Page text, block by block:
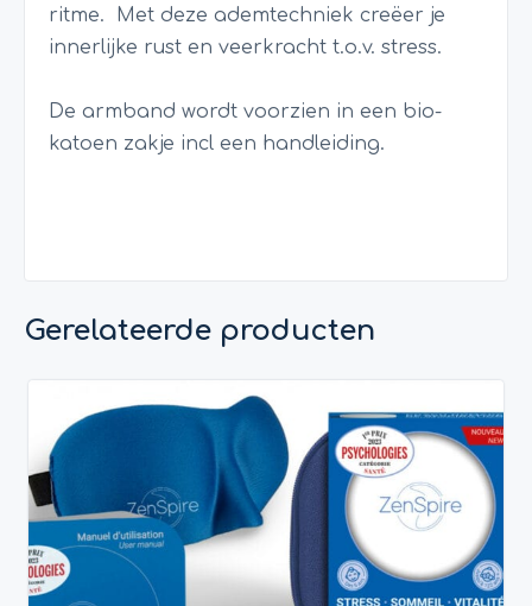
ritme. Met deze ademtechniek creëer je
innerlijke rust en veerkracht t.o.v. stress.
De armband wordt voorzien in een bio-
katoen zakje incl een handleiding.
Gerelateerde producten